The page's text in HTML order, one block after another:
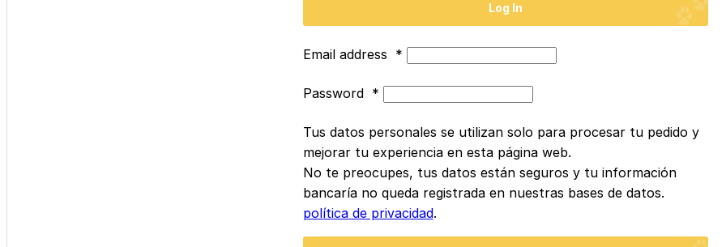
Log In
Email address *
Password *
Tus datos personales se utilizan solo para procesar tu pedido y
mejorar tu experiencia en esta página web.
No te preocupes, tus datos están seguros y tu información
bancaría no queda registrada en nuestras bases de datos.
política de privacidad.